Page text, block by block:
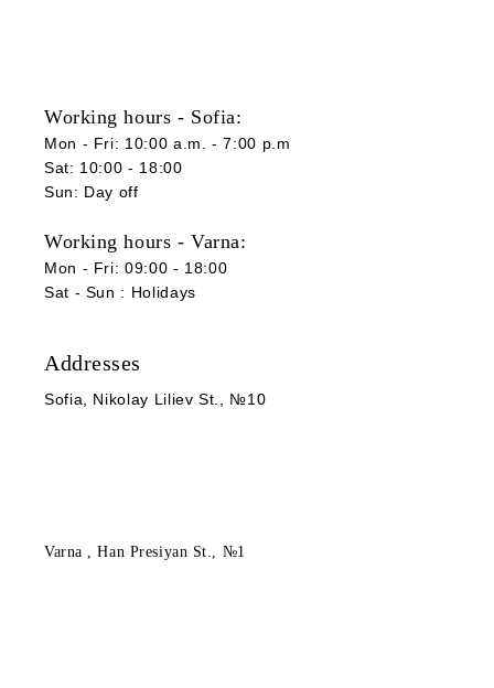
Working hours - Sofia:
Mon - Fri: 10:00 a.m. - 7:00 p.m
Sat: 10:00 - 18:00
Sun: Day off
Working hours - Varna:
Mon - Fri: 09:00 - 18:00
Sat - Sun : Holidays
Addresses
Sofia , Nikolay Liliev St., №10
Varna , Han Presiyan St., №1